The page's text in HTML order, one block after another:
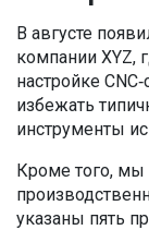
В августе
компании XYZ,
настройке
избежать
инструменты
Кроме того, мы
указаны пять